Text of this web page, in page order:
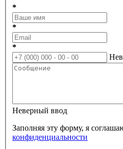
*
*
*
Неверный ввод
Заполняя эту форму, я
конфиденциальности